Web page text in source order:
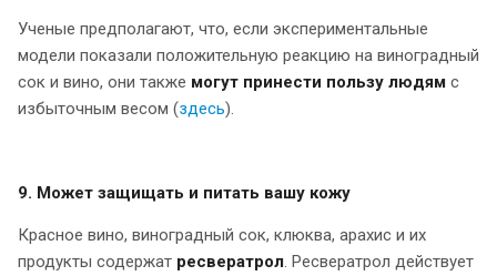
Ученые предполагают, что, если экспериментальные
модели показали положительную реакцию на виноградный
сок и вино, они также могут принести пользу людям с
избыточным весом (здесь).
9. Может защищать и питать вашу кожу
Красное вино, виноградный сок, клюква, арахис и их
продукты содержат ресвератрол. Ресвератрол действует